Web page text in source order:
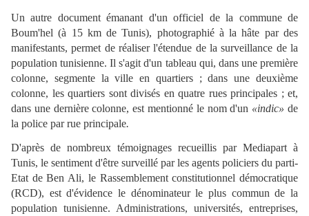
Un autre document émanant d'un officiel de la commune de
Boum'hel (à 15 km de Tunis), photographié à la hâte par des
manifestants, permet de réaliser l'étendue de la surveillance de la
population tunisienne. Il s'agit d'un tableau qui, dans une première
colonne, segmente la ville en quartiers ; dans une deuxième
colonne, les quartiers sont divisés en quatre rues principales ; et,
dans une dernière colonne, est mentionné le nom d'un «indic» de
la police par rue principale.
D'après de nombreux témoignages recueillis par Mediapart à
Tunis, le sentiment d'être surveillé par les agents policiers du parti-
Etat de Ben Ali, le Rassemblement constitutionnel démocratique
(RCD), est d'évidence le dénominateur le plus commun de la
population tunisienne. Administrations, universités, entreprises,